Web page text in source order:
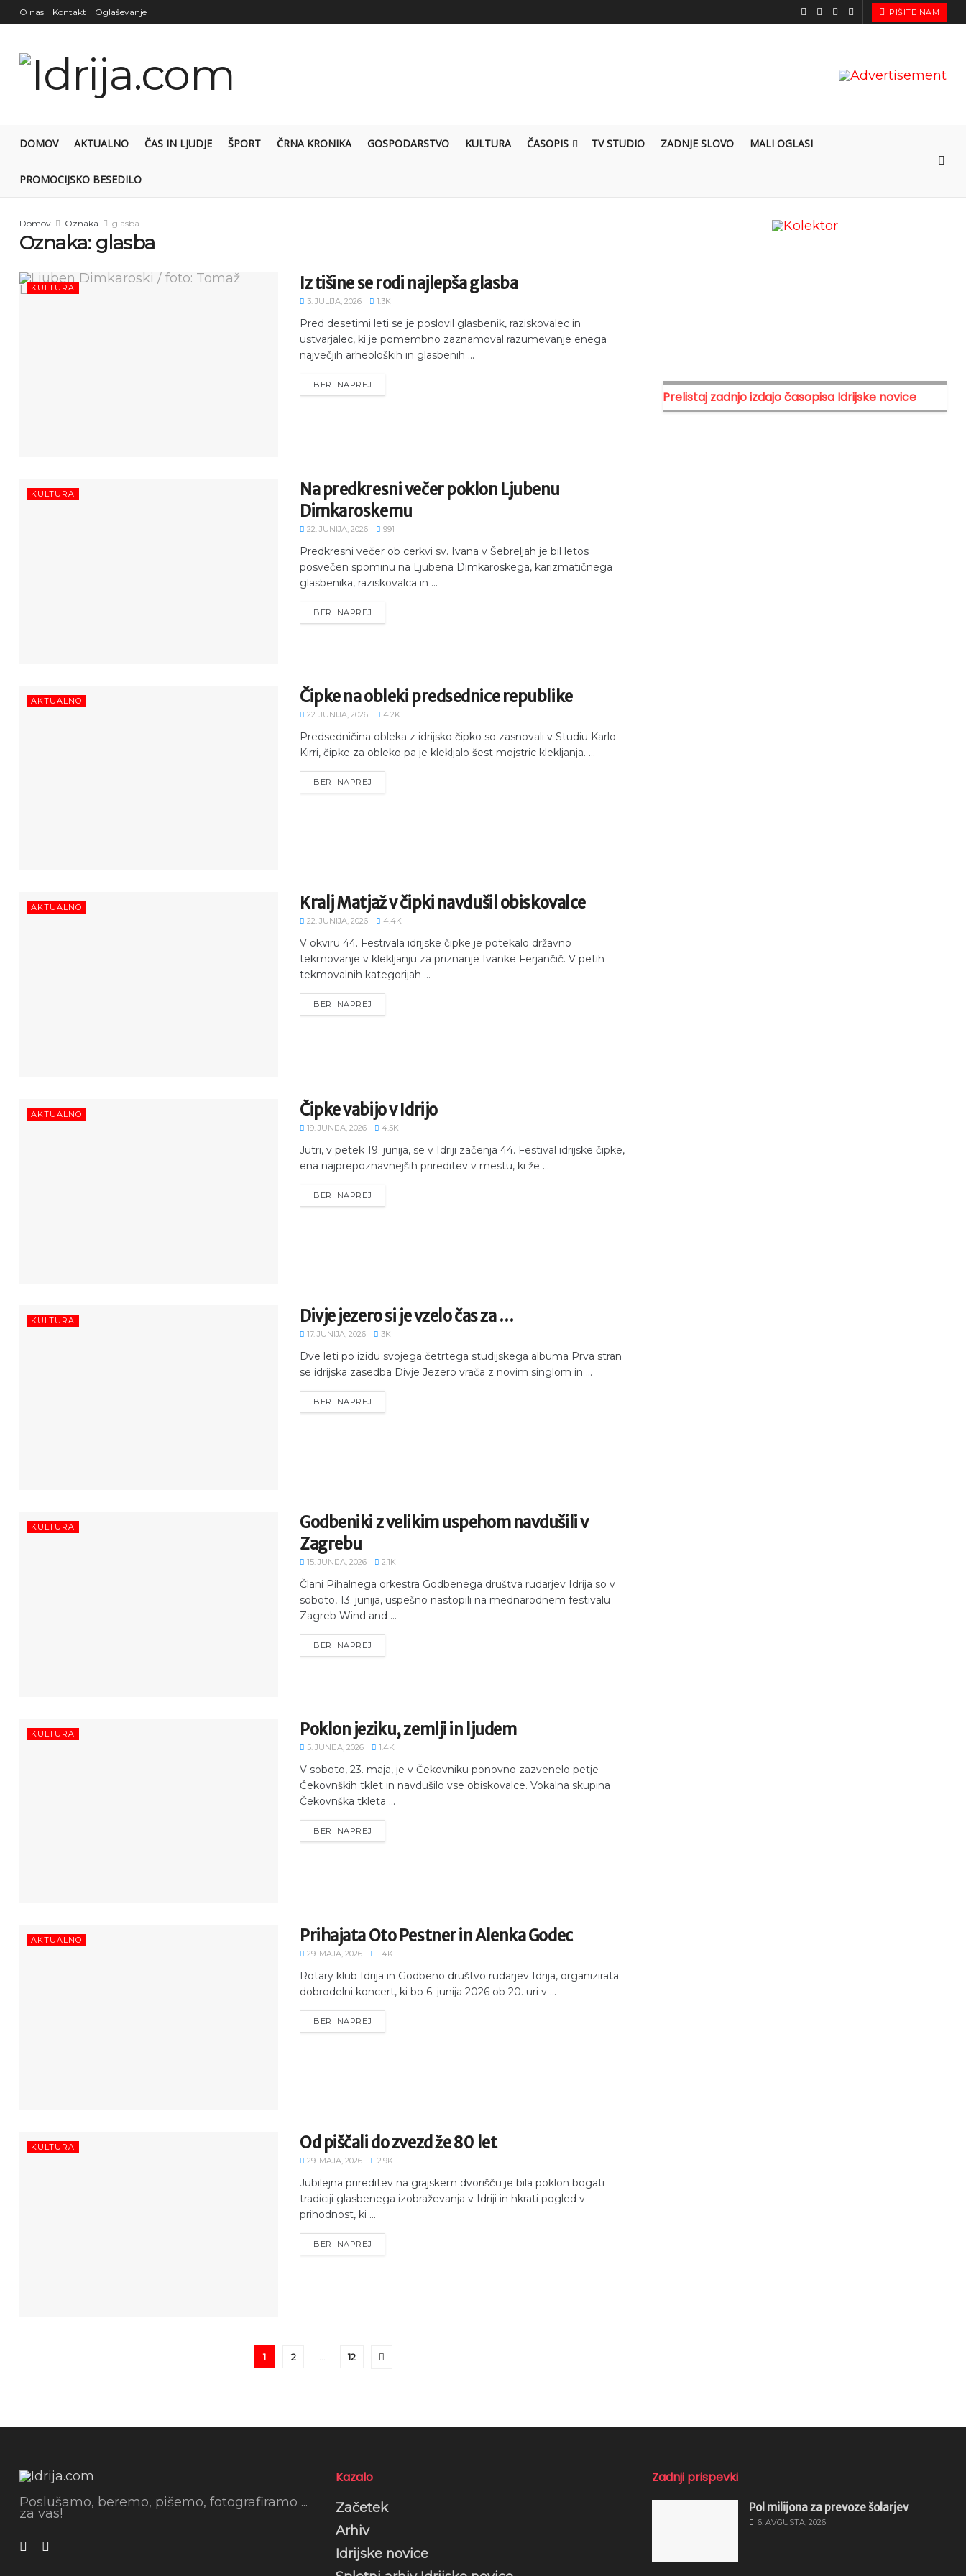
O nas Kontakt Oglaševanje PIŠITE NAM
DOMOV AKTUALNO ČAS IN LJUDJE ŠPORT ČRNA KRONIKA GOSPODARSTVO KULTURA ČASOPIS TV STUDIO ZADNJE SLOVO MALI OGLASI
PROMOCIJSKO BESEDILO
Domov Oznaka glasba
Oznaka: glasba
KULTURA Iz tišine se rodi najlepša glasba
3. JULIJA, 2026 1.3K
Pred desetimi leti se je poslovil glasbenik, raziskovalec in
ustvarjalec, ki je pomembno zaznamoval razumevanje enega
največjih arheoloških in glasbenih ...
BERI NAPREJ
KULTURA
Na predkresni večer poklon Ljubenu
Dimkaroskemu
22. JUNIJA, 2026 991
Predkresni večer ob cerkvi sv. Ivana v Šebreljah je bil letos
posvečen spominu na Ljubena Dimkaroskega, karizmatičnega
glasbenika, raziskovalca in ...
BERI NAPREJ
AKTUALNO Čipke na obleki predsednice republike
22. JUNIJA, 2026 4.2K
Predsedničina obleka z idrijsko čipko so zasnovali v Studiu Karlo
Kirri, čipke za obleko pa je klekljalo šest mojstric klekljanja. ...
BERI NAPREJ
AKTUALNO Kralj Matjaž v čipki navdušil obiskovalce
22. JUNIJA, 2026 4.4K
V okviru 44. Festivala idrijske čipke je potekalo državno
tekmovanje v klekljanju za priznanje Ivanke Ferjančič. V petih
tekmovalnih kategorijah ...
BERI NAPREJ
AKTUALNO Čipke vabijo v Idrijo
19. JUNIJA, 2026 4.5K
Jutri, v petek 19. junija, se v Idriji začenja 44. Festival idrijske čipke,
ena najprepoznavnejših prireditev v mestu, ki že ...
BERI NAPREJ
KULTURA Divje jezero si je vzelo čas za …
17. JUNIJA, 2026 3K
Dve leti po izidu svojega četrtega studijskega albuma Prva stran
se idrijska zasedba Divje Jezero vrača z novim singlom in ...
BERI NAPREJ
KULTURA
Godbeniki z velikim uspehom navdušili v
Zagrebu
15. JUNIJA, 2026 2.1K
Člani Pihalnega orkestra Godbenega društva rudarjev Idrija so v
soboto, 13. junija, uspešno nastopili na mednarodnem festivalu
Zagreb Wind and ...
BERI NAPREJ
KULTURA Poklon jeziku, zemlji in ljudem
5. JUNIJA, 2026 1.4K
V soboto, 23. maja, je v Čekovniku ponovno zazvenelo petje
Čekovnških tklet in navdušilo vse obiskovalce. Vokalna skupina
Čekovnška tkleta ...
BERI NAPREJ
AKTUALNO Prihajata Oto Pestner in Alenka Godec
29. MAJA, 2026 1.4K
Rotary klub Idrija in Godbeno društvo rudarjev Idrija, organizirata
dobrodelni koncert, ki bo 6. junija 2026 ob 20. uri v ...
BERI NAPREJ
KULTURA Od piščali do zvezd že 80 let
29. MAJA, 2026 2.9K
Jubilejna prireditev na grajskem dvorišču je bila poklon bogati
tradiciji glasbenega izobraževanja v Idriji in hkrati pogled v
prihodnost, ki ...
BERI NAPREJ
1 2 12
Prelistaj zadnjo izdajo časopisa Idrijske novice
Poslušamo, beremo, pišemo, fotografiramo ...
za vas!
Kazalo
Začetek
Arhiv
Idrijske novice
Zadnji prispevki
Pol milijona za prevoze šolarjev
6. AVGUSTA, 2026